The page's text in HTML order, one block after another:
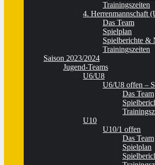
Trainingszeiten
4. Herrenmannschaft
Das Team
Spielplan
Spielberichte &
Trainingszeiten
Saison 2023/2024
Jugend-Teams
U6/U8
U6/U8 offen –
Das Team
U10
U10/1 offen
Das Team
Spielplan